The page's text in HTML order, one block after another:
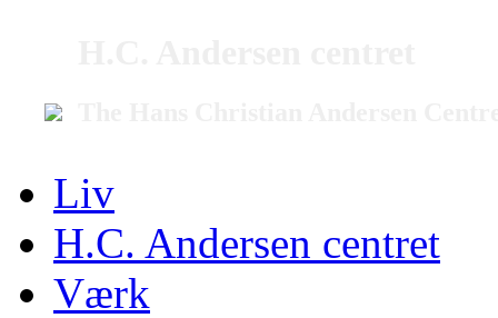
Liv
H.C. Andersen centret
Værk